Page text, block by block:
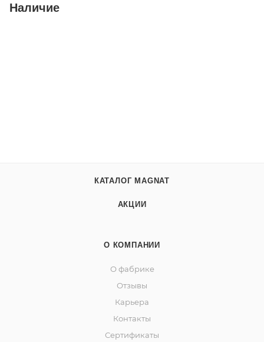
Наличие
КАТАЛОГ MAGNAT
АКЦИИ
О КОМПАНИИ
О фабрике
Отзывы
Карьера
Контакты
Сертификаты